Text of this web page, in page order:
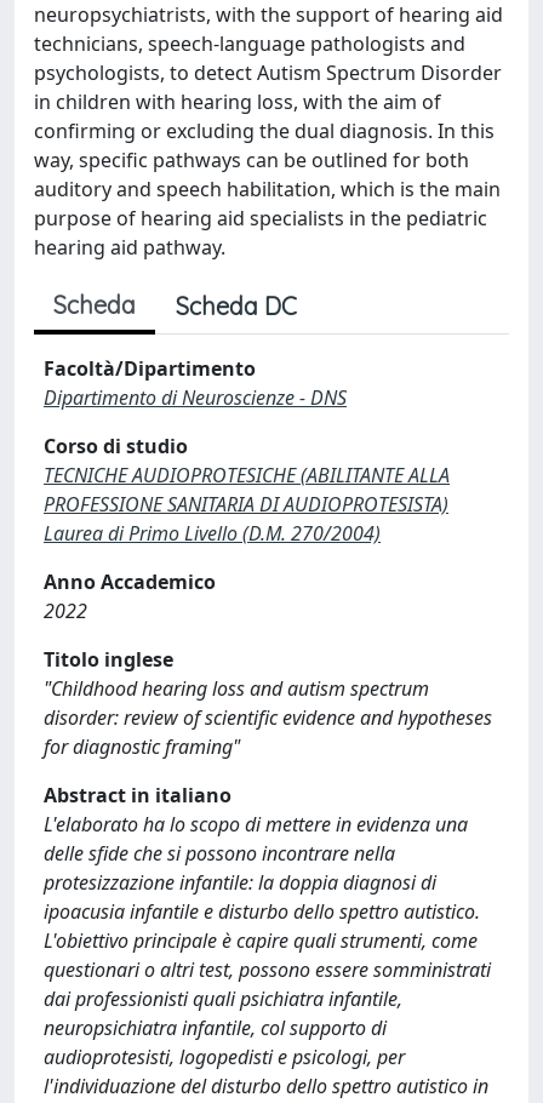
neuropsychiatrists, with the support of hearing aid
technicians, speech-language pathologists and
psychologists, to detect Autism Spectrum Disorder
in children with hearing loss, with the aim of
confirming or excluding the dual diagnosis. In this
way, specific pathways can be outlined for both
auditory and speech habilitation, which is the main
purpose of hearing aid specialists in the pediatric
hearing aid pathway.
Scheda Scheda DC
Facoltà/Dipartimento
Dipartimento di Neuroscienze - DNS
Corso di studio
TECNICHE AUDIOPROTESICHE (ABILITANTE ALLA
PROFESSIONE SANITARIA DI AUDIOPROTESISTA)
Laurea di Primo Livello (D.M. 270/2004)
Anno Accademico
2022
Titolo inglese
"Childhood hearing loss and autism spectrum
disorder: review of scientific evidence and hypotheses
for diagnostic framing"
Abstract in italiano
L'elaborato ha lo scopo di mettere in evidenza una
delle sfide che si possono incontrare nella
protesizzazione infantile: la doppia diagnosi di
ipoacusia infantile e disturbo dello spettro autistico.
L'obiettivo principale è capire quali strumenti, come
questionari o altri test, possono essere somministrati
dai professionisti quali psichiatra infantile,
neuropsichiatra infantile, col supporto di
audioprotesisti, logopedisti e psicologi, per
l'individuazione del disturbo dello spettro autistico in